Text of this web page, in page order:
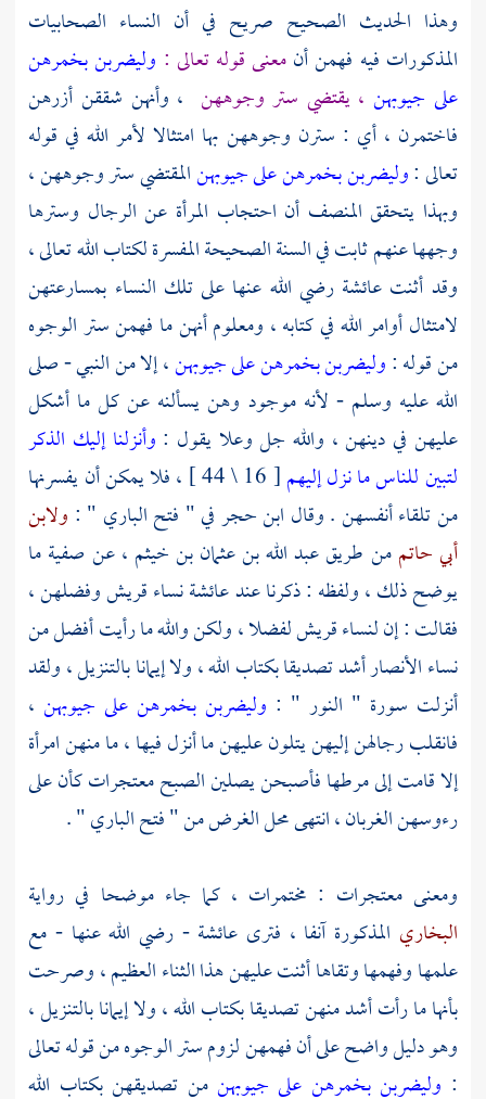
وهذا الحديث الصحيح صريح في أن النساء الصحابيات
المذكورات فيه فهمن أنمعنى قوله تعالى : وليضربن بخمرهن
على جيوبهن ، يقتضي ستر وجوههن ، وأنهن شققن أزرهن
فاختمرن ، أي : سترن وجوههن بها امتثالا لأمر الله في قوله
تعالى :وليضربن بخمرهن على جيوبهنالمقتضي ستر وجوههن ،
وبهذا يتحقق المنصف أن احتجاب المرأة عن الرجال وسترها
وجهها عنهم ثابت في السنة الصحيحة المفسرة لكتاب الله تعالى ،
وقد أثنت عائشةرضي الله عنها على تلك النساء بمسارعتهن
لامتثال أوامر الله في كتابه ، ومعلوم أنهن ما فهمن ستر الوجوه
من قوله :وليضربن بخمرهن على جيوبهن، إلا من النبي - صلى
الله عليه وسلم - لأنه موجود وهن يسألنه عن كل ما أشكل
عليهن في دينهن ، والله جل وعلا يقول : وأنزلنا إليك الذكر
لتبين للناس ما نزل إليهم
[ 16 \ 44 ] ، فلا يمكن أن يفسرنها
من تلقاء أنفسهن . وقال ابن حجرفي " فتح الباري " : ولابن
أبي حاتممن طريقعبد الله بن عثمان بن خيثم ، عن صفيةما
يوضح ذلك ، ولفظه : ذكرنا عندعائشةنساءقريشوفضلهن ،
فقالت : إن لنساءقريشلفضلا ، ولكن والله ما رأيت أفضل من
نساءالأنصارأشد تصديقا بكتاب الله ، ولا إيمانا بالتنزيل ، ولقد
أنزلت سورة " النور " : وليضربن بخمرهن على جيوبهن ،
فانقلب رجالهن إليهن يتلون عليهن ما أنزل فيها ، ما منهن امرأة
إلا قامت إلى مرطها فأصبحن يصلين الصبح معتجرات كأن على
رءوسهن الغربان ، انتهى محل الغرض من " فتح الباري " .
ومعنى معتجرات : مختمرات ، كما جاء موضحا في رواية
البخاري المذكورة آنفا ، فترى عائشة- رضي الله عنها - مع
علمها وفهمها وتقاها أثنت عليهن هذا الثناء العظيم ، وصرحت
بأنها ما رأت أشد منهن تصديقا بكتاب الله ، ولا إيمانا بالتنزيل ،
وهو دليل واضح على أن فهمهن لزوم ستر الوجوه من قوله تعالى
: وليضربن بخمرهن على جيوبهنمن تصديقهن بكتاب الله